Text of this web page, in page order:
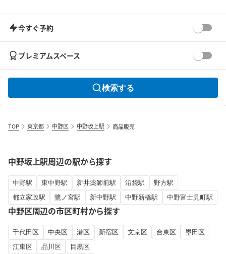
今すぐ予約
プレミアムスペース
検索する
TOP 東京都 中野区 中野坂上駅 商品販売
中野坂上駅周辺の駅から探す
中野駅 東中野駅 新井薬師前駅 沼袋駅
野方駅
都立家政駅
鷺ノ宮駅 新中野駅 中野新橋駅 中野富士見町駅
中野区周辺の市区町村から探す
千代田区 中央区 港区 新宿区 文京区 台東区
墨田区
江東区
品川区 目黒区